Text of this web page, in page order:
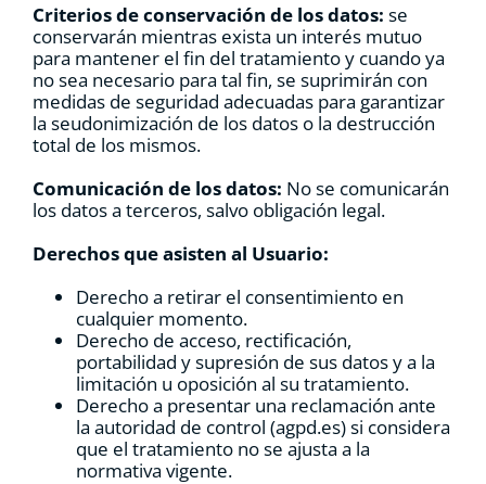
Criterios de conservación de los datos: se
conservarán mientras exista un interés mutuo
para mantener el fin del tratamiento y cuando ya
no sea necesario para tal fin, se suprimirán con
medidas de seguridad adecuadas para garantizar
la seudonimización de los datos o la destrucción
total de los mismos.
Comunicación de los datos: No se comunicarán
los datos a terceros, salvo obligación legal.
Derechos que asisten al Usuario:
Derecho a retirar el consentimiento en
cualquier momento.
Derecho de acceso, rectificación,
portabilidad y supresión de sus datos y a la
limitación u oposición al su tratamiento.
Derecho a presentar una reclamación ante
la autoridad de control (agpd.es) si considera
que el tratamiento no se ajusta a la
normativa vigente.